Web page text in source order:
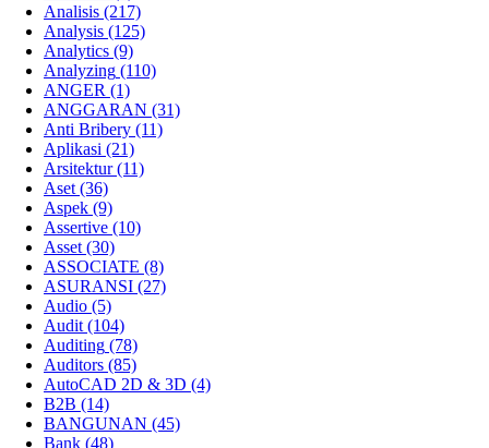
Analisis (217)
Analysis (125)
Analytics (9)
Analyzing (110)
ANGER (1)
ANGGARAN (31)
Anti Bribery (11)
Aplikasi (21)
Arsitektur(11)
Aset (36)
Aspek (9)
Assertive (10)
Asset (30)
ASSOCIATE (8)
ASURANSI (27)
Audio (5)
Audit (104)
Auditing (78)
Auditors (85)
AutoCAD 2D & 3D (4)
B2B (14)
BANGUNAN (45)
Bank (48)